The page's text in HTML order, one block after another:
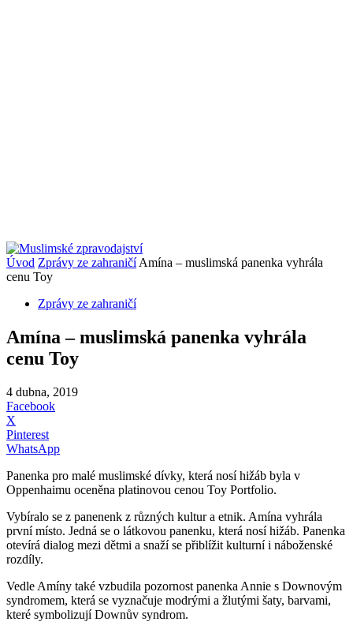
Úvod Zprávy ze zahraničí Amína – muslimská panenka vyhrála
cenu Toy
Zprávy ze zahraničí
Amína – muslimská panenka vyhrála
cenu Toy
4 dubna, 2019
Facebook
X
Pinterest
WhatsApp
Panenka pro malé muslimské dívky, která nosí hižáb byla v
Oppenhaimu oceněna platinovou cenou Toy Portfolio.
Vybíralo se z panenenk z různých kultur a etnik. Amína vyhrála
první místo. Jedná se o látkovou panenku, která nosí hižáb. Panenka
otevírá dialog mezi dětmi a snaží se přiblížit kulturní i náboženské
rozdíly.
Vedle Amíny také vzbudila pozornost panenka Annie s Downovým
syndromem, která se vyznačuje modrými a žlutými šaty, barvami,
které symbolizují Downův syndrom.